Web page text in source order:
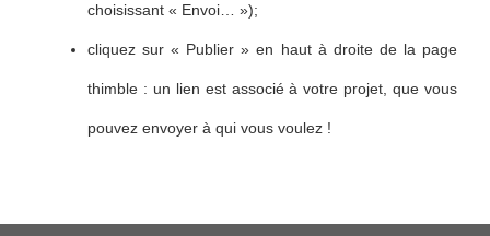
choisissant « Envoi… »);
cliquez sur « Publier » en haut à droite de la page
thimble : un lien est associé à votre projet, que vous
pouvez envoyer à qui vous voulez !